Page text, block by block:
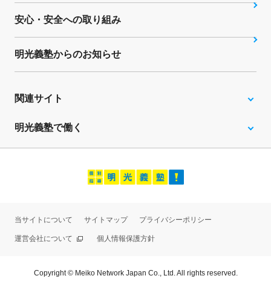
安心・安全への取り組み
明光義塾からのお知らせ
関連サイト
明光義塾で働く
当サイトについて サイトマップ プライバシーポリシー
運営会社について 個人情報保護方針
Copyright © Meiko Network Japan Co., Ltd. All rights reserved.